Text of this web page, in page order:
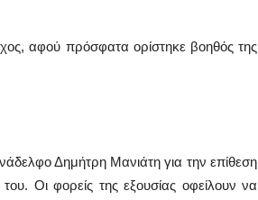
αφού πρόσφατα ορίστηκε βοηθός της
Δημήτρη Μανιάτη για την επίθεση
Οι φορείς της εξουσίας οφείλουν να